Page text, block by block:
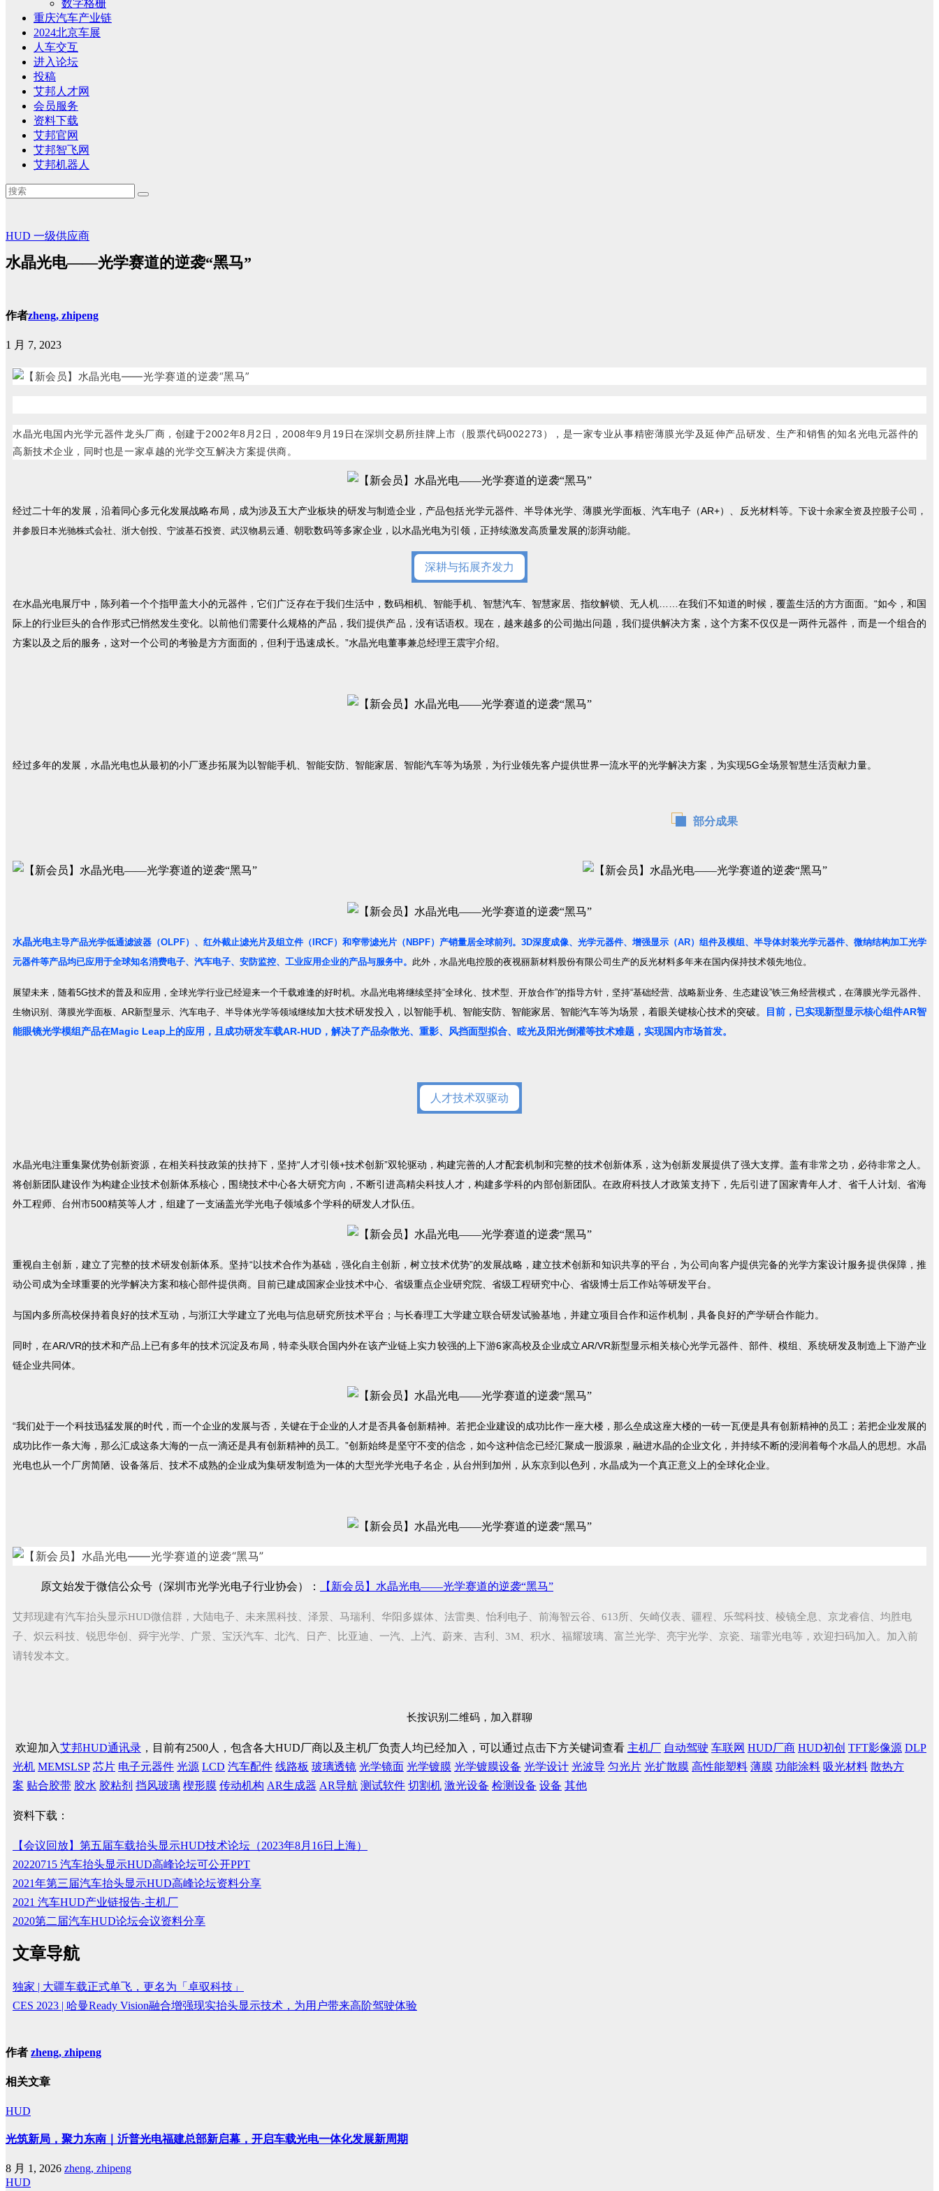
数字格栅
重庆汽车产业链
2024北京车展
人车交互
进入论坛
投稿
艾邦人才网
会员服务
资料下载
艾邦官网
艾邦智飞网
艾邦机器人
HUD 一级供应商
水晶光电——光学赛道的逆袭“黑马”
作者zheng, zhipeng
1 月 7, 2023
水晶光电国内光学元器件龙头厂商，创建于2002年8月2日，2008年9月19日在深圳交易所挂牌上市（股票代码002273），是一家专业从事精密薄膜光学及延伸产品研发、生产和销售的知名光电元器件的
高新技术企业，同时也是一家卓越的光学交互解决方案提供商。
经过二十年的发展，沿着同心多元化发展战略布局，成为涉及五大产业板块的研发与制造企业，产品包括光学元器件、半导体光学、薄膜光学面板、汽车电子（AR+）、反光材料等。下设十余家全资及控股子公司，
并参股日本光驰株式会社、浙大创投、宁波基石投资、武汉物易云通、 朝歌数码等多家企业，以水晶光电为引领，正持续激发高质量发展的澎湃动能。
深耕与拓展齐发力
在水晶光电展厅中，陈列着一个个指甲盖大小的元器件，它们广泛存在于我们生活中，数码相机、智能手机、智慧汽车、智慧家居、指纹解锁、无人机……在我们不知道的时候，覆盖生活的方方面面。“如今，和国
际上的行业巨头的合作形式已悄然发生变化。以前他们需要什么规格的产品，我们提供产品，没有话语权。现在，越来越多的公司抛出问题，我们提供解决方案，这个方案不仅仅是一两件元器件，而是一个组合的
方案以及之后的服务，这对一个公司的考验是方方面面的，但利于迅速成长。”水晶光电董事兼总经理王震宇介绍。
经过多年的发展，水晶光电也从最初的小厂逐步拓展为以智能手机、智能安防、智能家居、智能汽车等为场景，为行业领先客户提供世界一流水平的光学解决方案，为实现5G全场景智慧生活贡献力量。
部分成果
水晶光电主导产品光学低通滤波器（OLPF）、红外截止滤光片及组立件（IRCF）和窄带滤光片（NBPF）产销量居全球前列。3D深度成像、光学元器件、增强显示（AR）组件及模组、半导体封装光学元器件、微纳结构加工光学
元器件等产品均已应用于全球知名消费电子、汽车电子、安防监控、工业应用企业的产品与服务中。 此外，水晶光电控股的夜视丽新材料股份有限公司生产的反光材料多年来在国内保持技术领先地位。
展望未来，随着5G技术的普及和应用，全球光学行业已经迎来一个千载难逢的好时机。水晶光电将继续坚持“全球化、技术型、开放合作”的指导方针，坚持“基础经营、战略新业务、生态建设”铁三角经营模式，在薄膜光学元器件、
生物识别、薄膜光学面板、AR新型显示、汽车电子、半导体光学等领域继续加大技术研发投入，以智能手机、智能安防、智能家居、智能汽车等为场景，着眼关键核心技术的突破。
目前，已实现新型显示核心组件AR智
能眼镜光学模组产品在Magic Leap上的应用，且成功研发车载AR-HUD，解决了产品杂散光、重影、风挡面型拟合、眩光及阳光倒灌等技术难题，实现国内市场首发。
人才技术双驱动
水晶光电注重集聚优势创新资源，在相关科技政策的扶持下，坚持“人才引领+技术创新”双轮驱动，构建完善的人才配套机制和完整的技术创新体系，这为创新发展提供了强大支撑。盖有非常之功，必待非常之人。
将创新团队建设作为构建企业技术创新体系核心，围绕技术中心各大研究方向，不断引进高精尖科技人才，构建多学科的内部创新团队。在政府科技人才政策支持下，先后引进了国家青年人才、省千人计划、省海
外工程师、台州市500精英等人才，组建了一支涵盖光学光电子领域多个学科的研发人才队伍。
重视自主创新，建立了完整的技术研发创新体系。坚持“以技术合作为基础，强化自主创新，树立技术优势”的发展战略，建立技术创新和知识共享的平台，为公司向客户提供完备的光学方案设计服务提供保障，推
动公司成为全球重要的光学解决方案和核心部件提供商。目前已建成国家企业技术中心、省级重点企业研究院、省级工程研究中心、省级博士后工作站等研发平台。
与国内多所高校保持着良好的技术互动，与浙江大学建立了光电与信息研究所技术平台；与长春理工大学建立联合研发试验基地，并建立项目合作和运作机制，具备良好的产学研合作能力。
同时，在AR/VR的技术和产品上已有多年的技术沉淀及布局，特牵头联合国内外在该产业链上实力较强的上下游6家高校及企业成立AR/VR新型显示相关核心光学元器件、部件、模组、系统研发及制造上下游产业
链企业共同体。
“我们处于一个科技迅猛发展的时代，而一个企业的发展与否，关键在于企业的人才是否具备创新精神。若把企业建设的成功比作一座大楼，那么垒成这座大楼的一砖一瓦便是具有创新精神的员工；若把企业发展的
成功比作一条大海，那么汇成这条大海的一点一滴还是具有创新精神的员工。”创新始终是坚守不变的信念，如今这种信念已经汇聚成一股源泉，融进水晶的企业文化，并持续不断的浸润着每个水晶人的思想。水晶
光电也从一个厂房简陋、设备落后、技术不成熟的企业成为集研发制造为一体的大型光学光电子名企，从台州到加州，从东京到以色列，水晶成为一个真正意义上的全球化企业。
原文始发于微信公众号（深圳市光学光电子行业协会）： 【新会员】水晶光电——光学赛道的逆袭“黑马”
艾邦现建有汽车抬头显示HUD微信群，大陆电子、未来黑科技、泽景、马瑞利、华阳多媒体、法雷奥、怡利电子、前海智云谷、613所、矢崎仪表、疆程、乐驾科技、棱镜全息、京龙睿信、均胜电
子、炽云科技、锐思华创、舜宇光学、广景、宝沃汽车、北汽、日产、比亚迪、一汽、上汽、蔚来、吉利、3M、积水、福耀玻璃、富兰光学、亮宇光学、京瓷、瑞霏光电等，欢迎扫码加入。加入前
请转发本文。
长按识别二维码，加入群聊
欢迎加入艾邦HUD通讯录 ，目前有2500人，包含各大HUD厂商以及主机厂负责人均已经加入，可以通过点击下方关键词查看 主机厂 自动驾驶 车联网 HUD厂商 HUD初创 TFT影像源 DLP
光机 MEMSLSP 芯片 电子元器件 光源 LCD 汽车配件 线路板 玻璃透镜 光学镜面 光学镀膜 光学镀膜设备 光学设计 光波导 匀光片 光扩散膜 高性能塑料 薄膜 功能涂料 吸光材料 散热方
案 贴合胶带 胶水 胶粘剂 挡风玻璃 楔形膜 传动机构 AR生成器 AR导航 测试软件 切割机 激光设备 检测设备 设备 其他
资料下载：
【会议回放】第五届车载抬头显示HUD技术论坛（2023年8月16日上海）
20220715 汽车抬头显示HUD高峰论坛可公开PPT
2021年第三届汽车抬头显示HUD高峰论坛资料分享
2021 汽车HUD产业链报告-主机厂
2020第二届汽车HUD论坛会议资料分享
文章导航
独家 | 大疆车载正式单飞，更名为「卓驭科技」
CES 2023 | 哈曼Ready Vision融合增强现实抬头显示技术，为用户带来高阶驾驶体验
作者 zheng, zhipeng
相关文章
HUD
光筑新局，聚力东南｜沂普光电福建总部新启幕，开启车载光电一体化发展新周期
8 月 1, 2026 zheng, zhipeng
HUD